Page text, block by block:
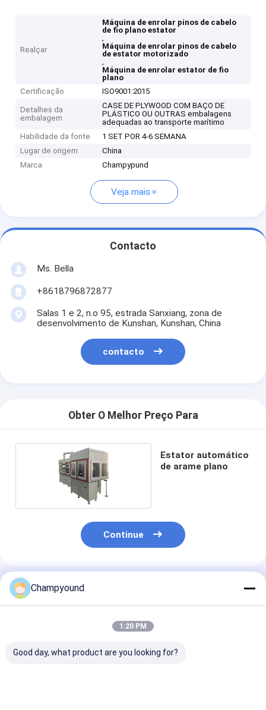
Realçar
Máquina de enrolar pinos de cabelo
de fio plano estator
,
Máquina de enrolar pinos de cabelo
de estator motorizado
,
Máquina de enrolar estator de fio
plano
Certificação
ISO9001:2015
Detalhes da
embalagem
CASE DE PLYWOOD COM BAÇO DE
PLÁSTICO OU OUTRAS embalagens
adequadas ao transporte marítimo
Habilidade da fonte
1 SET POR 4-6 SEMANA
Lugar de origem
China
Marca
Champypund
Veja mais
Contacto
Ms. Bella
+8618796872877
Salas 1 e 2, n.o 95, estrada Sanxiang, zona de
desenvolvimento de Kunshan, Kunshan, China
contacto
Obter O Melhor Preço Para
Estator automático
de arame plano
Continue
Produtos Recomendados
Champyound
1:20 PM
Good day, what product are you looking for?